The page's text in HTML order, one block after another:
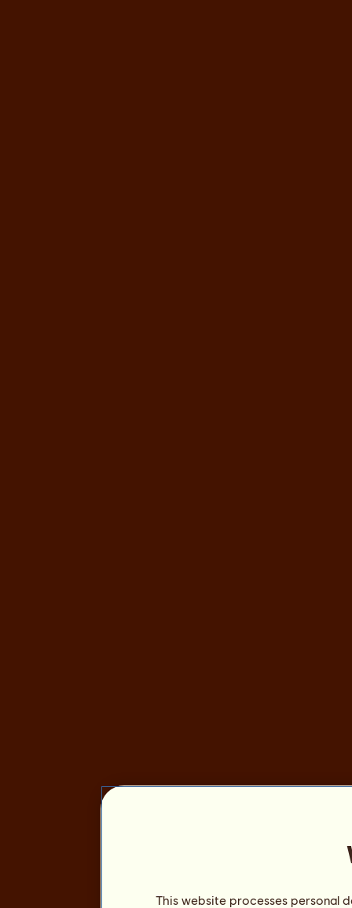
This website processes personal